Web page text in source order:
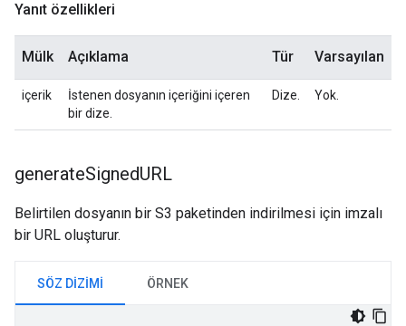
Yanıt özellikleri
Mülk Açıklama Tür Varsayılan
içerik
İstenen dosyanın içeriğini içeren
bir dize.
Dize. Yok.
generateSignedURL
Belirtilen dosyanın bir S3 paketinden indirilmesi için imzalı
bir URL oluşturur.
SÖZ DIZIMI ÖRNEK